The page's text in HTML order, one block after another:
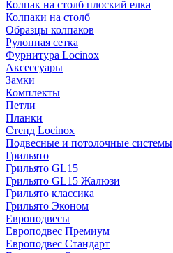
Колпак на столб плоский елка
Колпаки на столб
Образцы колпаков
Рулонная сетка
Фурнитура Locinox
Аксессуары
Замки
Комплекты
Петли
Планки
Стенд Locinox
Подвесные и потолочные системы
Грильято
Грильято GL15
Грильято GL15 Жалюзи
Грильято классика
Грильято Эконом
Европодвесы
Европодвес Премиум
Европодвес Стандарт